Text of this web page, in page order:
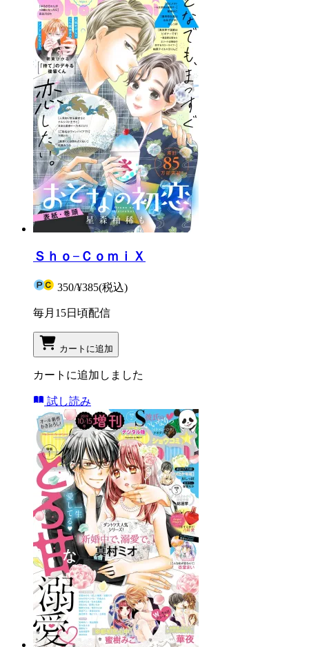
Ｓｈｏ−ＣｏｍｉＸ
350/¥385(税込)
毎月15日頃配信
カートに追加
カートに追加しました
試し読み